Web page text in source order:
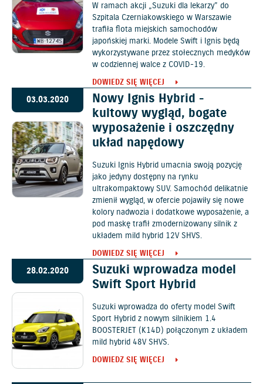
W ramach akcji „Suzuki dla lekarzy” do
Szpitala Czerniakowskiego w Warszawie
trafiła flota miejskich samochodów
japońskiej marki. Modele Swift i Ignis będą
wykorzystywane przez stołecznych medyków
w codziennej walce z COVID-19.
DOWIEDZ SIĘ WIĘCEJ
03.03.2020
Nowy Ignis Hybrid -
kultowy wygląd, bogate
wyposażenie i oszczędny
układ napędowy
Suzuki Ignis Hybrid umacnia swoją pozycję
jako jedyny dostępny na rynku
ultrakompaktowy SUV. Samochód delikatnie
zmienił wygląd, w ofercie pojawiły się nowe
kolory nadwozia i dodatkowe wyposażenie, a
pod maskę trafił zmodernizowany silnik z
układem mild hybrid 12V SHVS.
DOWIEDZ SIĘ WIĘCEJ
28.02.2020
Suzuki wprowadza model
Swift Sport Hybrid
Suzuki wprowadza do oferty model Swift
Sport Hybrid z nowym silnikiem 1.4
BOOSTERJET (K14D) połączonym z układem
mild hybrid 48V SHVS.
DOWIEDZ SIĘ WIĘCEJ